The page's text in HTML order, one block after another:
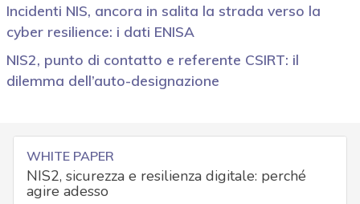
Incidenti NIS, ancora in salita la strada verso la
cyber resilience: i dati ENISA
NIS2, punto di contatto e referente CSIRT: il
dilemma dell’auto-designazione
WHITE PAPER
NIS2, sicurezza e resilienza digitale: perché
agire adesso